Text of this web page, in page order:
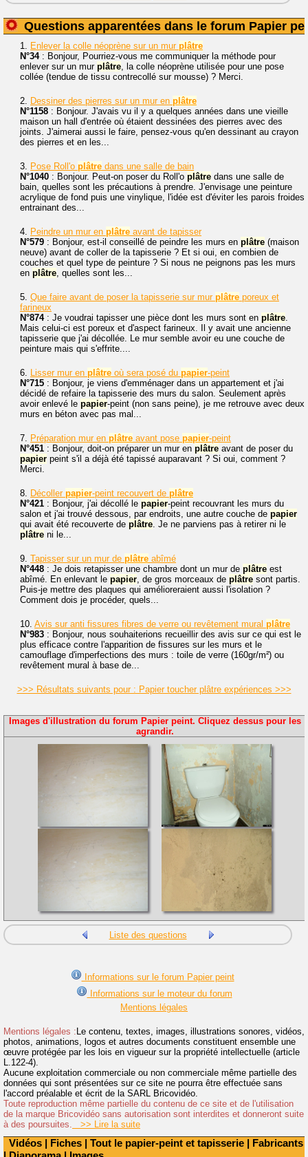
Vidéos | Fiches | Tout le papier-peint et tapisserie | Fabricants
Questions apparentées dans le forum Papier
1. Enlever la colle néoprène sur un mur plâtre
N°34: Bonjour, Pourriez-vous me communiquer la méthode pour
enlever sur un mur plâtre, la colle néoprène utilisée pour une pose
collée (tendue de tissu contrecollé sur mousse) ? Merci.
2. Dessiner des pierres sur un mur en plâtre
N°1158 : Bonjour. J'avais vu il y a quelques années dans une vieille
maison un hall d'entrée où étaient dessinées des pierres avec des
joints. J'aimerai aussi le faire, pensez-vous qu'en dessinant au crayon
des pierres et en les...
3. Pose Roll'o plâtre dans une salle de bain
N°1040 : Bonjour. Peut-on poser du Roll'o plâtre dans une salle de
bain, quelles sont les précautions à prendre. J'envisage une peinture
acrylique de fond puis une vinylique, l'idée est d'éviter les parois froides
entrainant des...
4. Peindre un mur en plâtre avant de tapisser
N°579 : Bonjour, est-il conseillé de peindre les murs en plâtre (maison
neuve) avant de coller de la tapisserie ? Et si oui, en combien de
couches et quel type de peinture ? Si nous ne peignons pas les murs
en plâtre, quelles sont les...
5. Que faire avant de poser la tapisserie sur mur plâtre poreux et
farineux
N°874: Je voudrai tapisser une pièce dont les murs sont en plâtre.
Mais celui-ci est poreux et d'aspect farineux. Il y avait une ancienne
tapisserie que j'ai décollée. Le mur semble avoir eu une couche de
peinture mais qui s'effrite....
6. Lisser mur en plâtre où sera posé du papier-peint
N°715 : Bonjour, je viens d'emménager dans un appartement et j'ai
décidé de refaire la tapisserie des murs du salon. Seulement après
avoir enlevé le papier-peint (non sans peine), je me retrouve avec deux
murs en béton avec pas mal...
7. Préparation mur en plâtre avant pose papier-peint
N°451 : Bonjour, doit-on préparer un mur en plâtre avant de poser du
papier peint s'il a déjà été tapissé auparavant ? Si oui, comment ?
Merci.
8. Décoller papier-peint recouvert de plâtre
N°421 : Bonjour, j'ai décollé le papier-peint recouvrant les murs du
salon et j'ai trouvé dessous, par endroits, une autre couche de papier
qui avait été recouverte de plâtre. Je ne parviens pas à retirer ni le
plâtre ni le...
9. Tapisser sur un mur de plâtre abîmé
N°448 : Je dois retapisser une chambre dont un mur de plâtre est
abîmé. En enlevant le papier, de gros morceaux de plâtre sont partis.
Puis-je mettre des plaques qui amélioreraient aussi l'isolation ?
Comment dois je procéder, quels...
10. Avis sur anti fissures fibres de verre ou revêtement mural plâtre
N°983 : Bonjour, nous souhaiterions recueillir des avis sur ce qui est le
plus efficace contre l'apparition de fissures sur les murs et le
camouflage d'imperfections des murs : toile de verre (160gr/m²) ou
revêtement mural à base de...
>>> Résultats suivants pour : Papier toucher plâtre expériences >>>
Images d'illustration du forum Papier peint. Cliquez dessus pour les
agrandir.
Liste des questions
Informations sur le forum Papier peint
Informations sur le moteur du forum
Mentions légales
Mentions légales : Le contenu, textes, images, illustrations sonores, vidéos,
photos, animations, logos et autres documents constituent ensemble une
œuvre protégée par les lois en vigueur sur la propriété intellectuelle (article
L.122-4).
Aucune exploitation commerciale ou non commerciale même partielle des
données qui sont présentées sur ce site ne pourra être effectuée sans
l'accord préalable et écrit de la SARL Bricovidéo.
Toute reproduction même partielle du contenu de ce site et de l'utilisation
de la marque Bricovidéo sans autorisation sont interdites et donneront suite
à des poursuites.
>> Lire la suite